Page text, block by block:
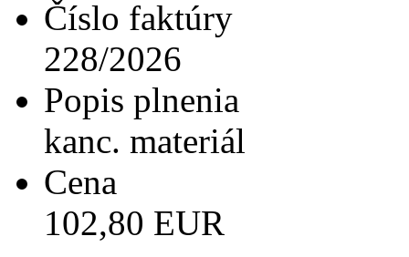
Číslo faktúry
228/2026
Popis plnenia
kanc. materiál
Cena
102,80 EUR